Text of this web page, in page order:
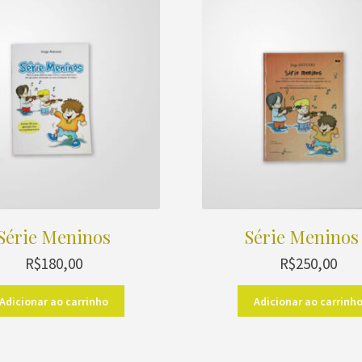
Meninos
R$180,00
Adicionar ao carrinho
Série Meninos
R$250,00
Adicionar ao